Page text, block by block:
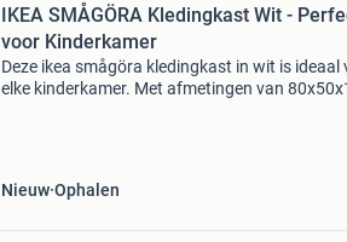
IKEA SMÅGÖRA Kledingkast Wit -
voor Kinderkamer
Deze ikea smågöra kledingkast in wit is ideaal
elke kinderkamer. Met afmetingen van
Nieuw Ophalen